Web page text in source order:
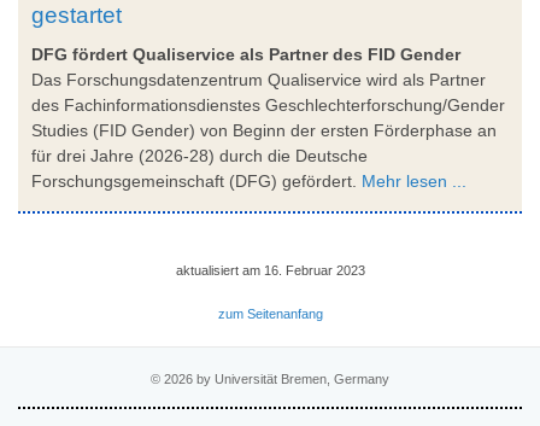
gestartet
DFG fördert Qualiservice als Partner des FID Gender
Das Forschungsdatenzentrum Qualiservice wird als Partner
des Fachinformationsdienstes Geschlechterforschung/Gender
Studies (FID Gender) von Beginn der ersten Förderphase an
für drei Jahre (2026-28) durch die Deutsche
Forschungsgemeinschaft (DFG) gefördert. Mehr lesen ...
aktualisiert am 16. Februar 2023
zum Seitenanfang
© 2026 by Universität Bremen, Germany